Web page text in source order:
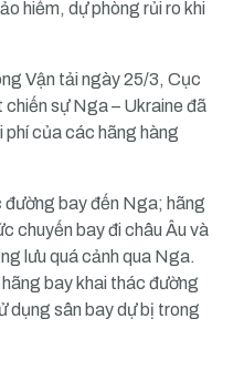
hiểm, dự phòng rủi ro khi
Vận tải ngày 25/3, Cục
sự Nga – Ukraine đã
của các hãng hàng
đường bay đến Nga; hãng
chuyến bay đi châu Âu và
lưu quá cảnh qua Nga.
bay khai thác đường
dụng sân bay dự bị trong